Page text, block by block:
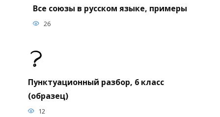
Все союзы в русском языке, примеры
26
Пунктуационный разбор, 6 класс
(образец)
12